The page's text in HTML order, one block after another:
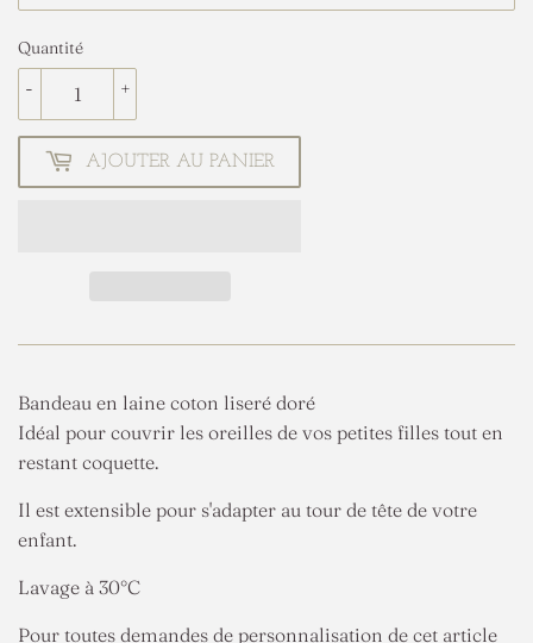
Quantité
+
-
AJOUTER AU PANIER
Bandeau en laine coton liseré doré
Idéal pour couvrir les oreilles de vos petites filles tout en
restant coquette.
Il est extensible pour s'adapter au tour de tête de votre
enfant.
Lavage à 30°C
Pour toutes demandes de personnalisation de cet article